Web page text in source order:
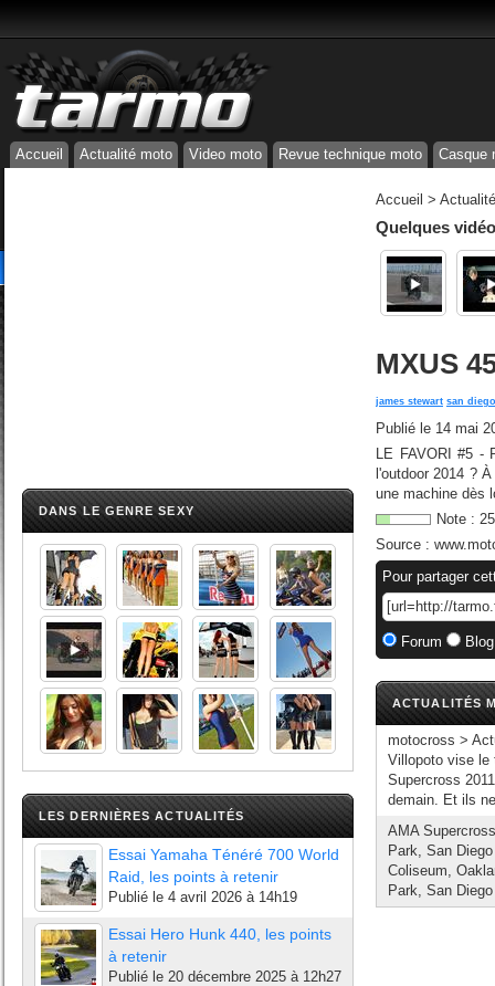
Accueil Actualité moto Video moto Revue technique moto Casque
DANS LE GENRE SEXY
LES DERNIÈRES ACTUALITÉS
Essai Yamaha Ténéré 700 World
Raid, les points à retenir
Publié le 4 avril 2026 à 14h19
Essai Hero Hunk 440, les points
à retenir
Publié le 20 décembre 2025 à 12h27
Accueil >
Quelques
MXUS
james stewart san diego
Publié le 14 mai
LE FAVORI #5 -
l'outdoor 2014 ?
une machine dès
Note : 25
Source :
Pour partager
Forum
ACTUALITÉS
motocross >
Villopoto vise le
Supercross
demain. Et ils
AMA
Park, San
Coliseum,
Park, San